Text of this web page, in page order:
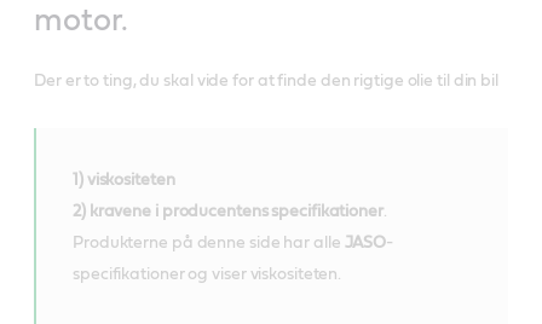
motor.
Der er to ting, du skal vide for at finde den rigtige olie til din bil
1) viskositeten
2) kravene i producentens specifikationer.
Produkterne på denne side har alle JASO-
specifikationer og viser viskositeten.